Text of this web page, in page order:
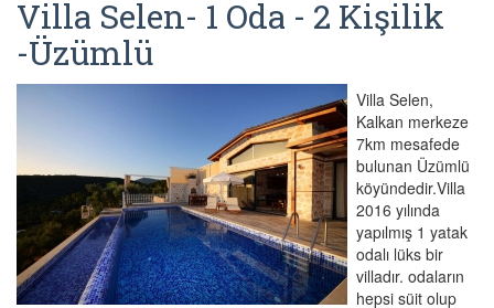
Villa Selen- 1 Oda - 2 Kişilik
-Üzümlü
Villa Selen,
Kalkan merkeze
7km mesafede
bulunan Üzümlü
köyündedir.Villa
2016 yılında
yapılmış 1 yatak
odalı lüks bir
villadır. odaların
hepsi süit olup